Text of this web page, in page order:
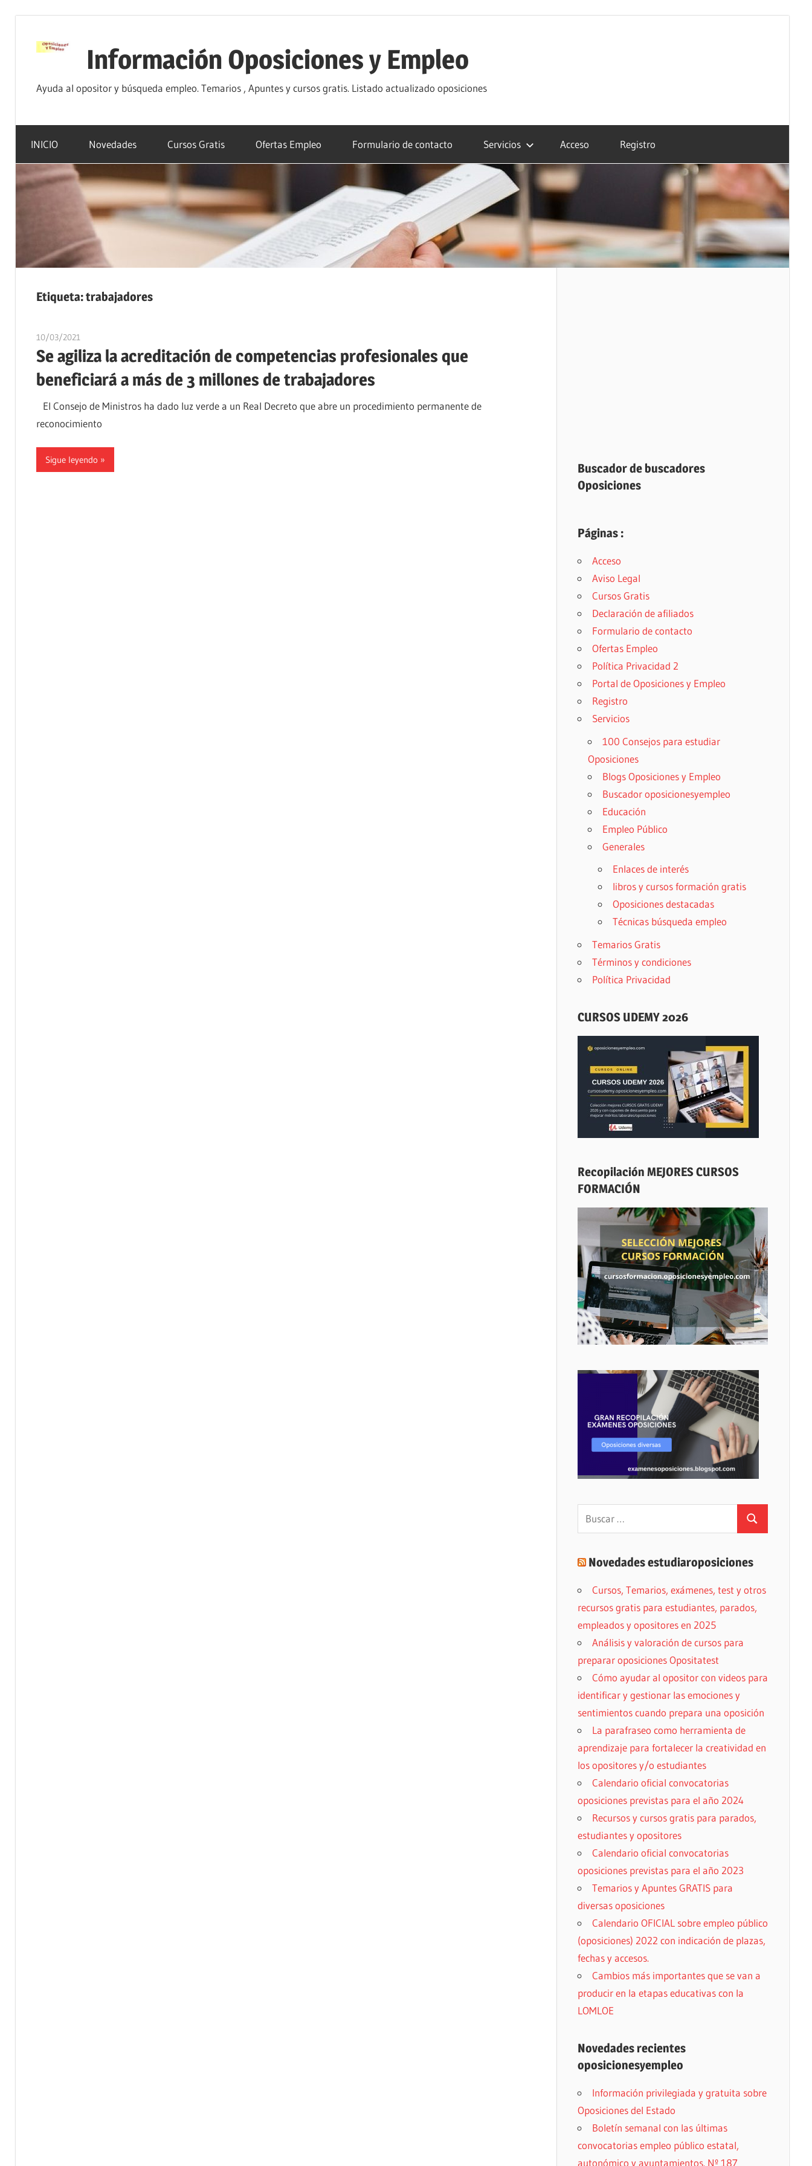
Información Oposiciones y Empleo
Ayuda al opositor y búsqueda empleo. Temarios , Apuntes y cursos gratis. Listado actualizado oposiciones
INICIO Novedades Cursos Gratis Ofertas Empleo Formulario de contacto Servicios Acceso Registro
Etiqueta:trabajadores
10/03/2021oposicionesyempleo
Se agiliza la acreditación de competencias profesionales que
beneficiará a más de 3 millones de trabajadores
El Consejo de Ministros ha dado luz verde a un Real Decreto que abre un procedimiento permanente de
reconocimiento
Sigue leyendo
Buscador de buscadores
Oposiciones
Páginas :
Acceso
Aviso Legal
Cursos Gratis
Declaración de afiliados
Formulario de contacto
Ofertas Empleo
Política Privacidad 2
Portal de Oposiciones y Empleo
Registro
Servicios
100 Consejos para estudiar
Oposiciones
Blogs Oposiciones y Empleo
Buscador oposicionesyempleo
Educación
Empleo Público
Generales
Enlaces de interés
libros y cursos formación gratis
Oposiciones destacadas
Técnicas búsqueda empleo
Temarios Gratis
Términos y condiciones
Política Privacidad
CURSOS UDEMY 2026
Recopilación MEJORES CURSOS
FORMACIÓN
Buscar:
Buscar
Novedades estudiaroposiciones
Cursos, Temarios, exámenes, test y otros
recursos gratis para estudiantes, parados,
empleados y opositores en 2025
Análisis y valoración de cursos para
preparar oposiciones Opositatest
Cómo ayudar al opositor con videos para
identificar y gestionar las emociones y
sentimientos cuando prepara una oposición
La parafraseo como herramienta de
aprendizaje para fortalecer la creatividad en
los opositores y/o estudiantes
Calendario oficial convocatorias
oposiciones previstas para el año 2024
Recursos y cursos gratis para parados,
estudiantes y opositores
Calendario oficial convocatorias
oposiciones previstas para el año 2023
Temarios y Apuntes GRATIS para
diversas oposiciones
Calendario OFICIAL sobre empleo público
(oposiciones) 2022 con indicación de plazas,
fechas y accesos.
Cambios más importantes que se van a
producir en la etapas educativas con la
LOMLOE
Novedades recientes
oposicionesyempleo
Información privilegiada y gratuita sobre
Oposiciones del Estado
Boletín semanal con las últimas
convocatorias empleo público estatal,
autonómico y ayuntamientos. Nº 187